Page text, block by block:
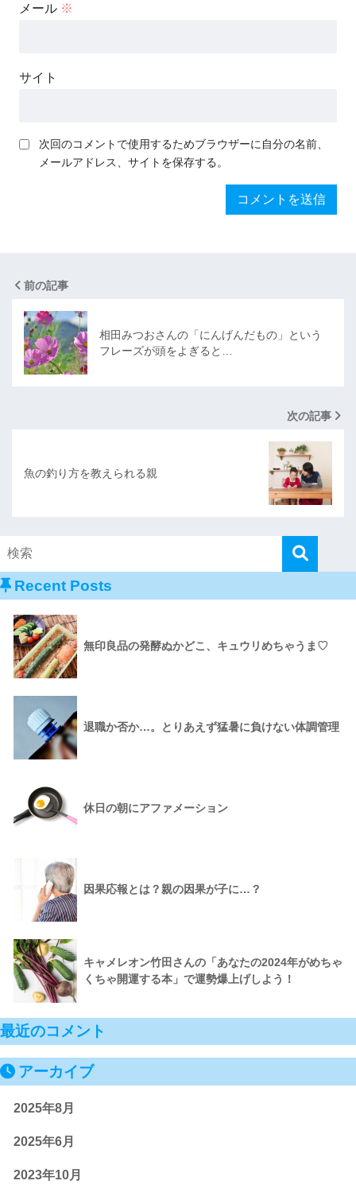
メール ※
サイト
次回のコメントで使用するためブラウザーに自分の名前、
メールアドレス、サイトを保存する。
前の記事
相田みつおさんの「にんげんだもの」という
フレーズが頭をよぎると…
次の記事
魚の釣り方を教えられる親
Recent Posts
無印良品の発酵ぬかどこ、キュウリめちゃうま♡
退職か否か…。とりあえず猛暑に負けない体調管理
休日の朝にアファメーション
因果応報とは？親の因果が子に…？
キャメレオン竹田さんの「あなたの2024年がめちゃ
くちゃ開運する本」で運勢爆上げしよう！
最近のコメント
アーカイブ
2025年8月
2025年6月
2023年10月